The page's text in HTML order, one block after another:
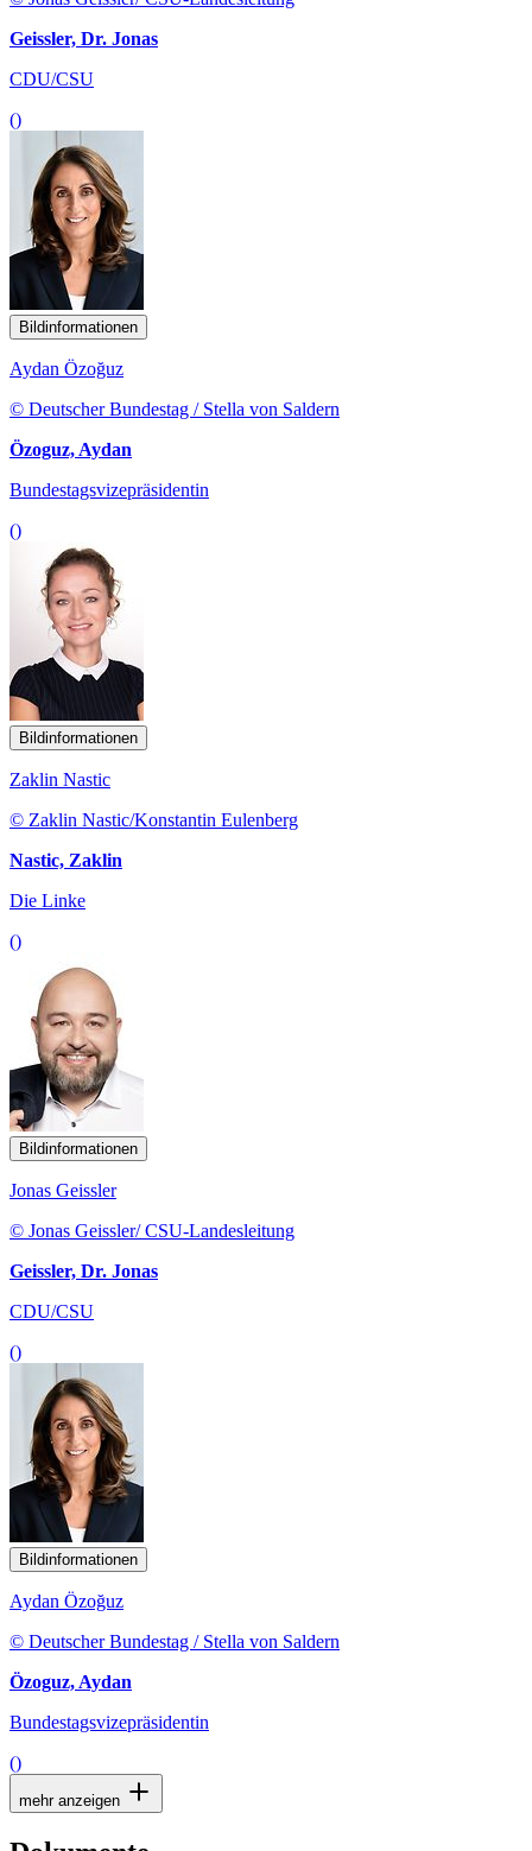
Geissler, Dr. Jonas
CDU/CSU
()
Bildinformationen
Aydan Özoğuz
© Deutscher Bundestag / Stella von Saldern
Özoguz, Aydan
Bundestagsvizepräsidentin
()
Bildinformationen
Zaklin Nastic
© Zaklin Nastic/Konstantin Eulenberg
Nastic, Zaklin
Die Linke
()
Bildinformationen
Jonas Geissler
© Jonas Geissler/ CSU-Landesleitung
Geissler, Dr. Jonas
CDU/CSU
()
Bildinformationen
Aydan Özoğuz
© Deutscher Bundestag / Stella von Saldern
Özoguz, Aydan
Bundestagsvizepräsidentin
()
mehr anzeigen